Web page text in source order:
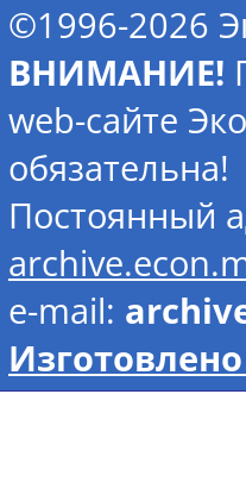
©1996-2026
ВНИМАНИЕ!
web-сайте
обязательна!
Постоянный
e-mail: